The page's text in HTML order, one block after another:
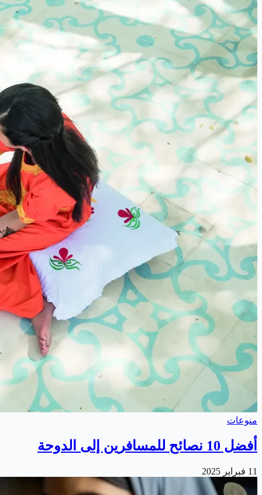
منوعات
أفضل 10 نصائح للمسافرين إلى الدوحة
11 فبراير 2025